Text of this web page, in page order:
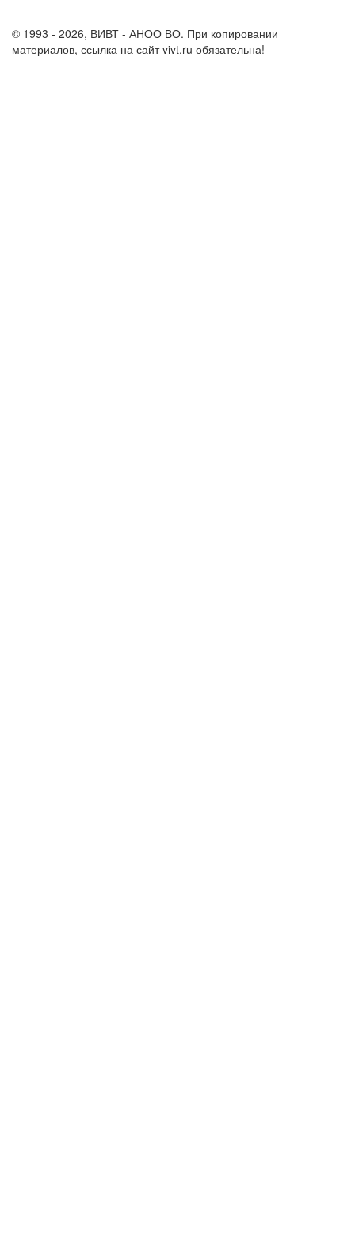
© 1993 - 2026, ВИВТ - АНОО ВО. При копировании
материалов, ссылка на сайт vivt.ru обязательна!